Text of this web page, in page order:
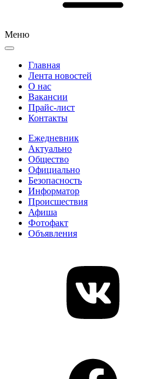
Меню
Главная
Лента новостей
О нас
Вакансии
Прайс-лист
Контакты
Ежедневник
Актуально
Общество
Официально
Безопасность
Информатор
Происшествия
Афиша
Фотофакт
Объявления